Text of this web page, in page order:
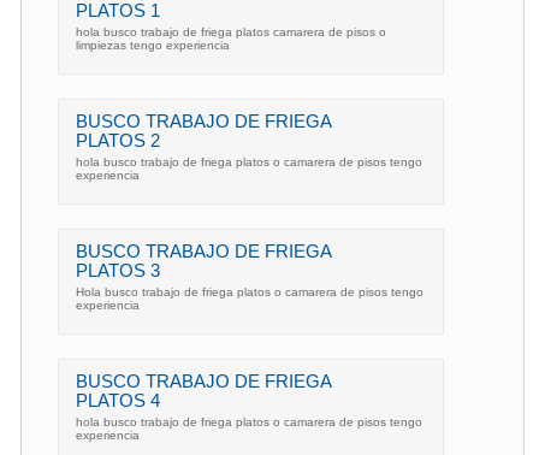
PLATOS 1
hola busco trabajo de friega platos camarera de pisos o
limpiezas tengo experiencia
BUSCO TRABAJO DE FRIEGA
PLATOS 2
hola busco trabajo de friega platos o camarera de pisos tengo
experiencia
BUSCO TRABAJO DE FRIEGA
PLATOS 3
Hola busco trabajo de friega platos o camarera de pisos tengo
experiencia
BUSCO TRABAJO DE FRIEGA
PLATOS 4
hola busco trabajo de friega platos o camarera de pisos tengo
experiencia